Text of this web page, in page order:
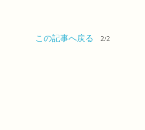
この記事へ戻る 2/2